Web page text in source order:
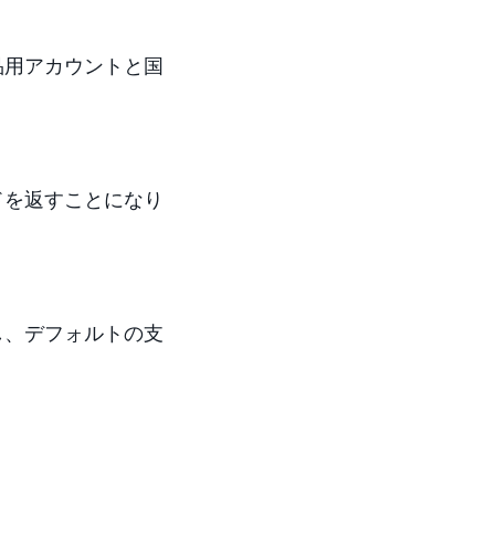
アカウントと国
返すことになり
デフォルトの支